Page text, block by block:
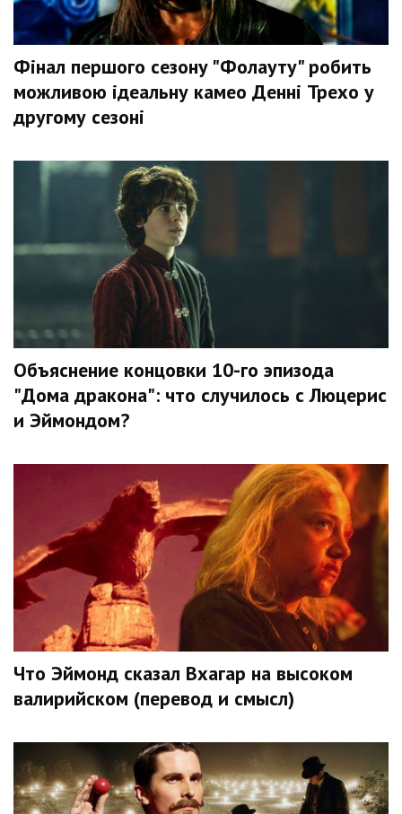
Фінал першого сезону "Фолауту" робить
можливою ідеальну камео Денні Трехо у
другому сезоні
Объяснение концовки 10-го эпизода
"Дома дракона": что случилось с Люцерис
и Эймондом?
Что Эймонд сказал Вхагар на высоком
валирийском (перевод и смысл)